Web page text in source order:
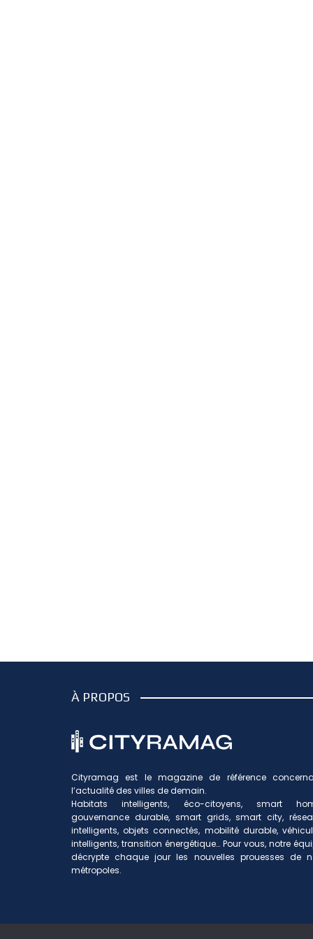
À PROPOS
Cityramag est le magazine de référence
l’actualité des villes de demain.
Habitats intelligents, éco-citoyens, smart
gouvernance durable, smart grids, smart city,
intelligents, objets connectés, mobilité durable,
intelligents, transition énergétique… Pour vous, notre
décrypte chaque jour les nouvelles prouesses de
métropoles.